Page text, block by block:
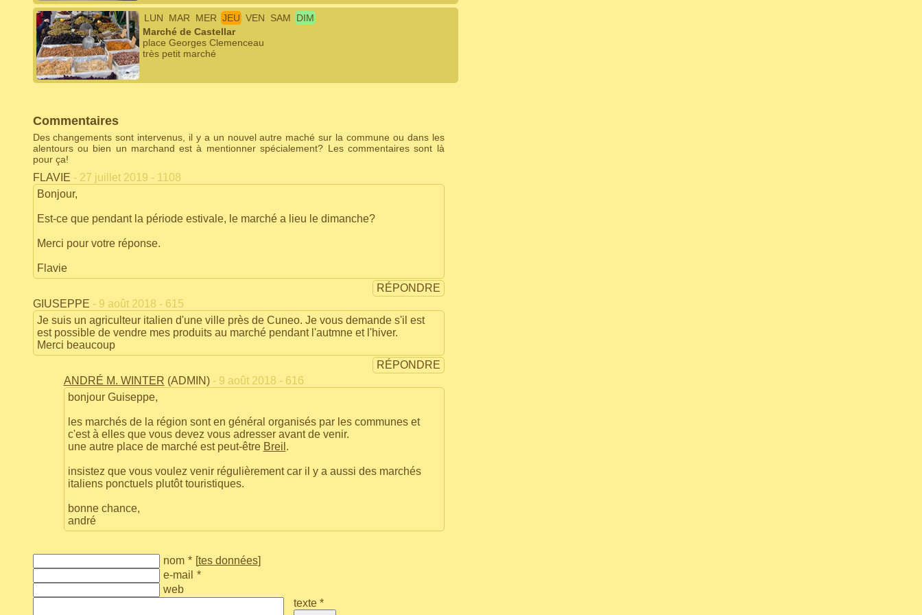
LUN MAR MER JEU VEN SAM
DIM
Marché de Castellar
place Georges Clemenceau
très petit marché
Commentaires
Des changements sont intervenus, il y a un nouvel autre maché sur la commune ou dans les
alentours ou bien un marchand est à mentionner spécialement? Les commentaires sont là
pour ça!
FLAVIE - 27 juillet 2019 - 1108
Bonjour,
Est-ce que pendant la période estivale, le marché a lieu le dimanche?
Merci pour votre réponse.
Flavie
RÉPONDRE
GIUSEPPE - 9 août 2018 - 615
Je suis un agriculteur italien d'une ville près de Cuneo. Je vous demande s'il est
est possible de vendre mes produits au marché pendant l'autmne et l'hiver.
Merci beaucoup
RÉPONDRE
ANDRÉ M. WINTER (ADMIN)- 9 août 2018 - 616
bonjour Guiseppe,
les marchés de la région sont en général organisés par les communes et
c'est à elles que vous devez vous adresser avant de venir.
une autre place de marché est peut-être Breil .
insistez que vous voulez venir régulièrement car il y a aussi des marchés
italiens ponctuels plutôt touristiques.
bonne chance,
andré
nom * [tes données]
e-mail *
web
texte *